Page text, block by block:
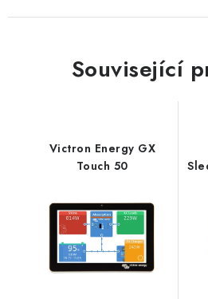
Související
Victron Energy GX
Touch 50